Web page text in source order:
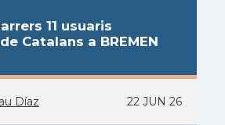
11 usuaris
Catalans a BREMEN
Díaz 22 JUN 26